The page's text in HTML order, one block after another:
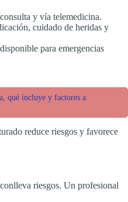
y vía telemedicina.
cuidado de heridas y
para emergencias
qué incluye y factores a
reduce riesgos y favorece
riesgos. Un profesional